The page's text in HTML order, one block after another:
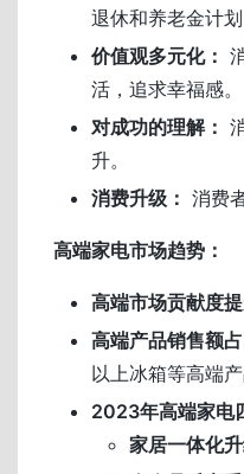
退休和养老金计
价值观多元化：
活，追求幸福感。
对成功的理解：
升。
消费升级： 消费
高端家电市场趋势：
高端市场贡献度提
高端产品销售额占
以上冰箱等高端
2023年高端家电
家居一体化升